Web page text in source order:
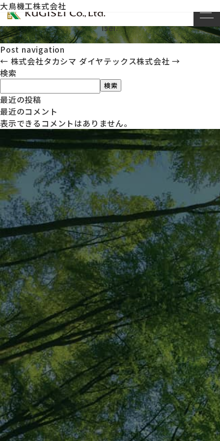
大鳥機工株式会社
This entry was posted on
bykug
isei.
Post navigation
← 株式会社タカシマ ダイヤテックス株式会社→
検索
検索
最近の投稿
最近のコメント
表示できるコメントはありません。
03-3312-6411
メールでのお問い合わせ